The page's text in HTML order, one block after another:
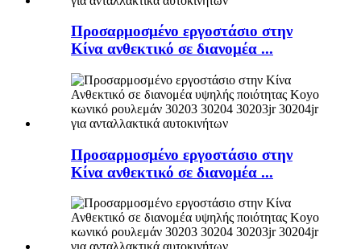
Προσαρμοσμένο εργοστάσιο στην
Κίνα ανθεκτικό σε διανομέα ...
Προσαρμοσμένο εργοστάσιο στην
Κίνα ανθεκτικό σε διανομέα ...